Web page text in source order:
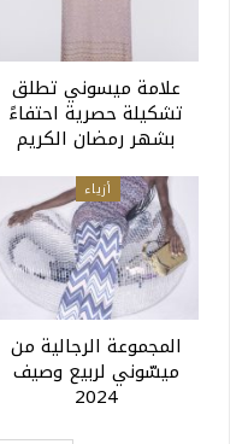
علامة ميسوني تطلق
تشكيلة حصرية احتفاءً
بشهر رمضان الكريم
أزياء
المجموعة الرجالية من
ميسّوني لربيع وصيف
2024